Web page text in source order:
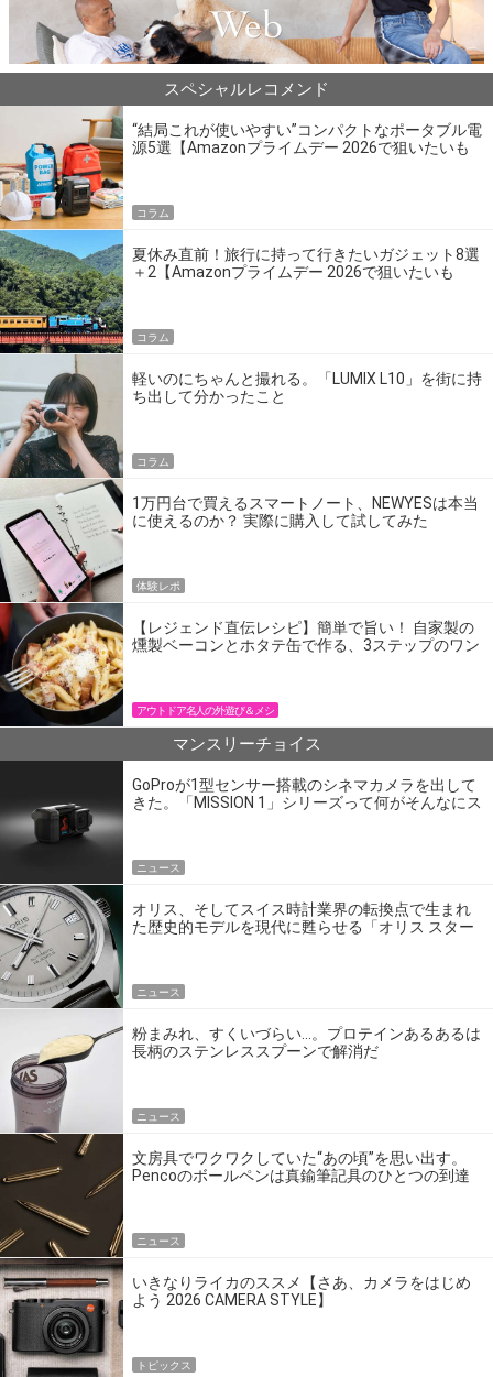
スペシャルレコメンド
“結局これが使いやすい”コンパクトなポータブル電
源5選【Amazonプライムデー 2026で狙いたいも
コラム
夏休み直前！旅行に持って行きたいガジェット8選
＋2【Amazonプライムデー 2026で狙いたいも
コラム
軽いのにちゃんと撮れる。「LUMIX L10」を街に持
ち出して分かったこと
コラム
1万円台で買えるスマートノート、NEWYESは本当
に使えるのか？ 実際に購入して試してみた
体験レポ
【レジェンド直伝レシピ】簡単で旨い！ 自家製の
燻製ベーコンとホタテ缶で作る、3ステップのワン
アウトドア名人の外遊び＆メシ
マンスリーチョイス
GoProが1型センサー搭載のシネマカメラを出して
きた。「MISSION 1」シリーズって何がそんなにス
ニュース
オリス、そしてスイス時計業界の転換点で生まれ
た歴史的モデルを現代に甦らせる「オリス スター
ニュース
粉まみれ、すくいづらい…。プロテインあるあるは
長柄のステンレススプーンで解消だ
ニュース
文房具でワクワクしていた“あの頃”を思い出す。
Pencoのボールペンは真鍮筆記具のひとつの到達
ニュース
いきなりライカのススメ【さあ、カメラをはじめ
よう 2026 CAMERA STYLE】
トピックス